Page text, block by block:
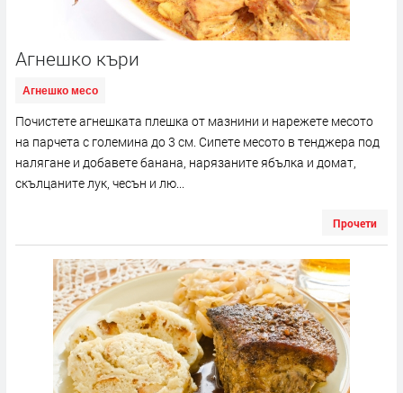
Агнешко къри
Агнешко месо
Почистете агнешката плешка от мазнини и нарежете месото
на парчета с големина до 3 см. Сипете месото в тенджера под
налягане и добавете банана, нарязаните ябълка и домат,
скълцаните лук, чесън и лю...
Прочети